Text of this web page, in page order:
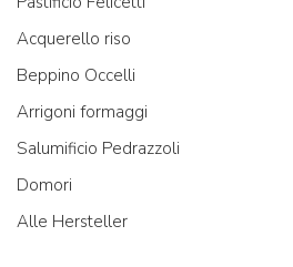
Acquerello riso
Beppino Occelli
Arrigoni formaggi
Salumificio Pedrazzoli
Domori
Alle Hersteller